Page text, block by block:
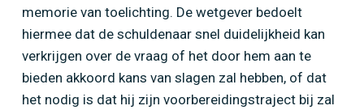
memorie van toelichting. De wetgever bedoelt
hiermee dat de schuldenaar snel duidelijkheid kan
verkrijgen over de vraag of het door hem aan te
bieden akkoord kans van slagen zal hebben, of dat
het nodig is dat hij zijn voorbereidingstraject bij zal